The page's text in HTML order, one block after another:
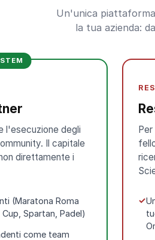
Un'unica
la tua azienda:
l'esecuzione degli
Il capitale
direttamente i
(Maratona Roma
Spartan, Padel)
come team